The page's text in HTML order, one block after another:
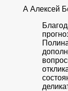
А Алексей